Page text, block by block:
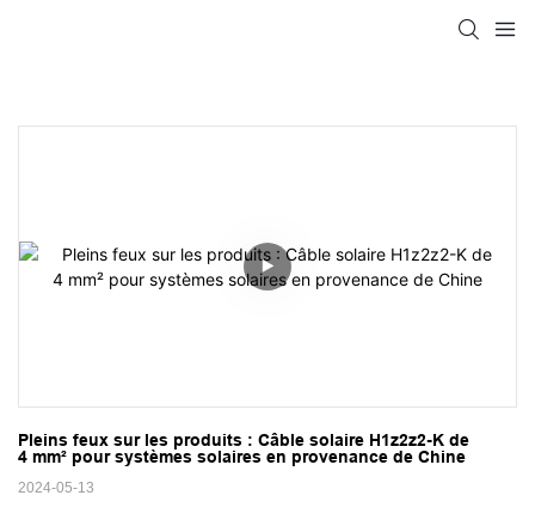
Pleins feux sur les produits : Câble solaire H1z2z2-K de
4 mm² pour systèmes solaires en provenance de Chine
2024-05-13